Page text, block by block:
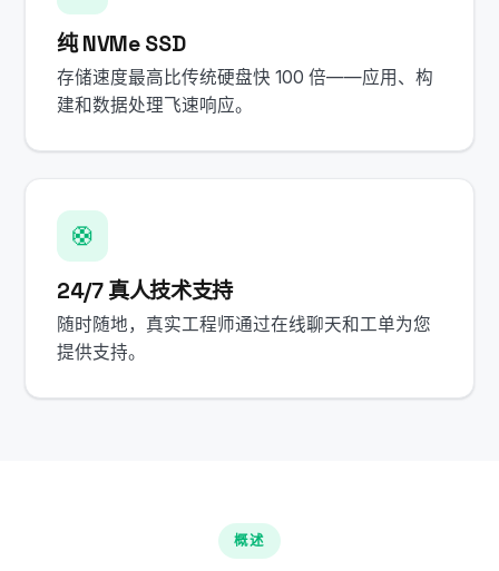
纯 NVMe SSD
存储速度最高比传统硬盘快 100 倍——应用、构
建和数据处理飞速响应。
🛟
24/7 真人技术支持
随时随地，真实工程师通过在线聊天和工单为您
提供支持。
概述